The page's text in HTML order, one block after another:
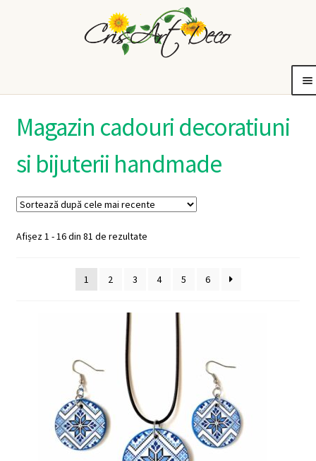
meniul
meniul
meniul
Magazin cadouri decoratiuni
si bijuterii handmade
Afișez 1 - 16 din 81 de rezultateSortat
mai
1 2 3 4 5 6